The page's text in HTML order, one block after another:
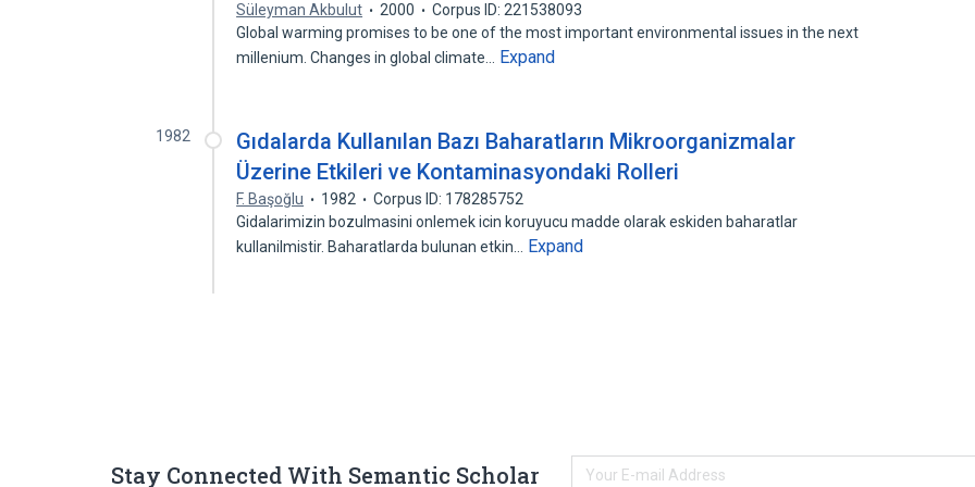
Süleyman Akbulut 2000
Corpus ID: 221538093
Global warming promises to be one of the most important environmental issues in the next
millenium. Changes in global climate…
Expand
1982
Gıdalarda Kullanılan Bazı Baharatların Mikroorganizmalar
Üzerine Etkileri ve Kontaminasyondaki Rolleri
F. Başoğlu 1982
Corpus ID: 178285752
Gidalarimizin bozulmasini onlemek icin koruyucu madde olarak eskiden baharatlar
kullanilmistir. Baharatlarda bulunan etkin…
Expand
Stay Connected With Semantic Scholar